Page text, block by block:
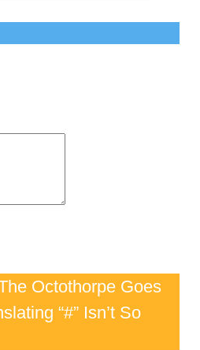
Octothorpe Goes
“#” Isn’t So